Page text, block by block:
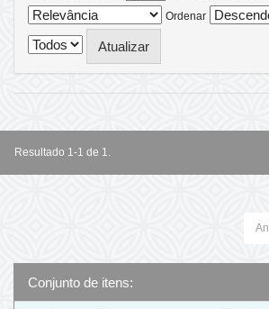
Ordenar
Resultado 1-1 de 1.
Conjunto de itens: